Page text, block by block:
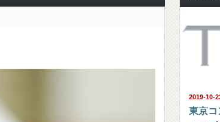
2019-10-
東京コ